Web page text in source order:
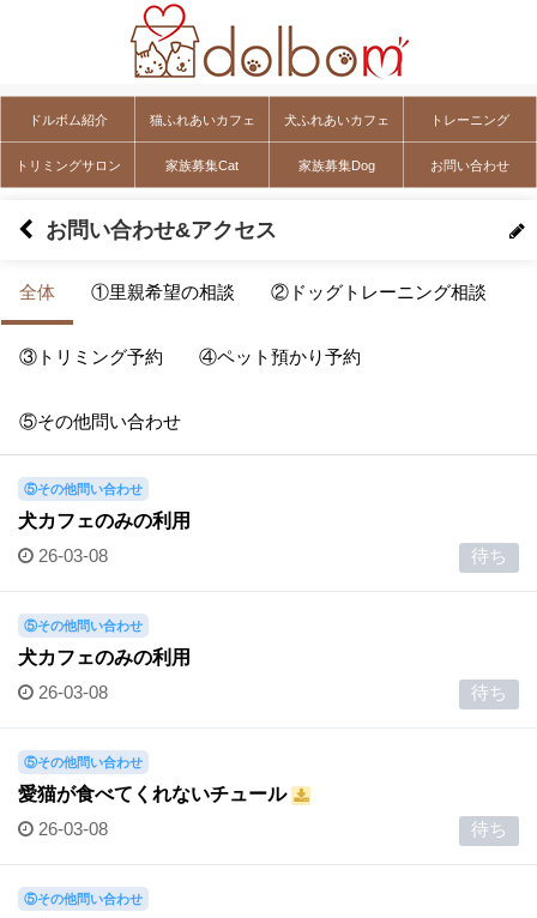
ドルボム紹介 猫ふれあいカフェ 犬ふれあいカフェ トレーニング
トリミングサロン 家族募集Cat 家族募集Dog お問い合わせ
お問い合わせ&アクセス
全体 ①里親希望の相談 ②ドッグトレーニング相談
③トリミング予約 ④ペット預かり予約
⑤その他問い合わせ
⑤その他問い合わせ
犬カフェのみの利用
26-03-08 待ち
⑤その他問い合わせ
犬カフェのみの利用
26-03-08 待ち
⑤その他問い合わせ
愛猫が食べてくれないチュール
26-03-08 待ち
⑤その他問い合わせ